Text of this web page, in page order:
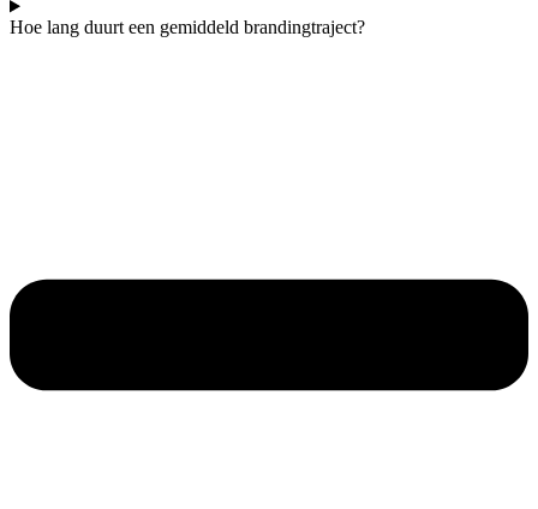
Hoe lang duurt een gemiddeld brandingtraject?